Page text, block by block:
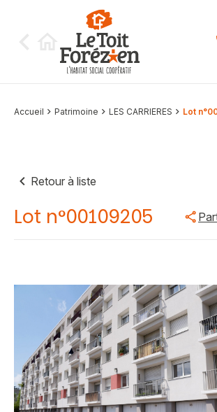
Accueil Patrimoine LES CARRIERES Lot
Retour à liste
Lot n°00109205